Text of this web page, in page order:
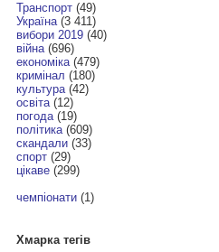
Транспорт(49)
Україна(3 411)
вибори 2019(40)
війна(696)
економіка(479)
кримінал (180)
культура(42)
освіта(12)
погода(19)
політика(609)
скандали(33)
спорт(29)
цікаве(299)
чемпіонати(1)
Хмарка тегів